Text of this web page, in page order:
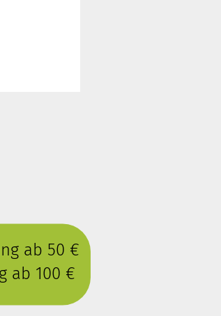
ab 50 €
ab 100 €